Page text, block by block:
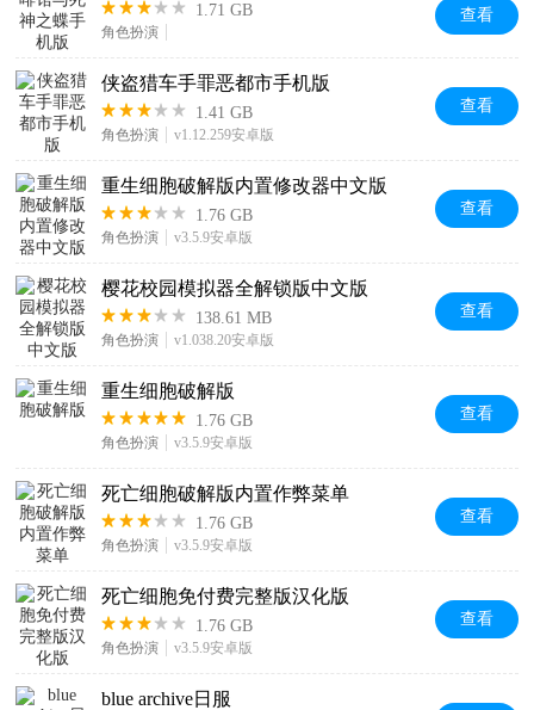
1.71 GB
角色扮演
查看
侠盗猎车手罪恶都市手机版
1.41 GB
角色扮演 v1.12.259安卓版
查看
重生细胞破解版内置修改器中文版
1.76 GB
角色扮演 v3.5.9安卓版
查看
樱花校园模拟器全解锁版中文版
138.61 MB
角色扮演 v1.038.20安卓版
查看
重生细胞破解版
1.76 GB
角色扮演 v3.5.9安卓版
查看
死亡细胞破解版内置作弊菜单
1.76 GB
角色扮演 v3.5.9安卓版
查看
死亡细胞免付费完整版汉化版
1.76 GB
角色扮演 v3.5.9安卓版
查看
blue archive日服